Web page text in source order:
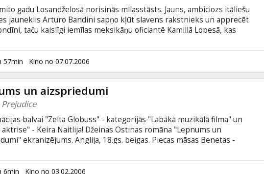
gadu Losandželosā norisinās mīlasstāsts. Jauns, ambiciozs itāliešu
jauneklis Arturo Bandini sapņo kļūt slavens rakstnieks un apprecēt
taču kaislīgi iemīlas meksikāņu oficiantē Kamillā Lopesā, kas
Par spīti sabiedrības nostājai un sev pašiem, viņiem nākas cīnīties par
Roberta Tauna filmā, kas uzņemta pēc Džona Fantes romāna,
lomas atveido Kolins Farels un Selma Hajeka.
57min Kino no 07.07.2006
un aizspriedumi
balvai "Zelta Globuss" - kategorijās "Labākā muzikālā filma" un
aktrise" - Keira Naitlija! Džeinas Ostinas romāna "Lepnums un
ekranizējums. Anglija, 18.gs. beigas. Piecas māsas Benetas -
uzdevumu uzskata atrast meitām preciniekus un nodrošināt viņu
Savukārt enerģiskā un inteliģentā Elizabete tiecas dzīvē sasniegt ko
6min Kino no 03.02.2006